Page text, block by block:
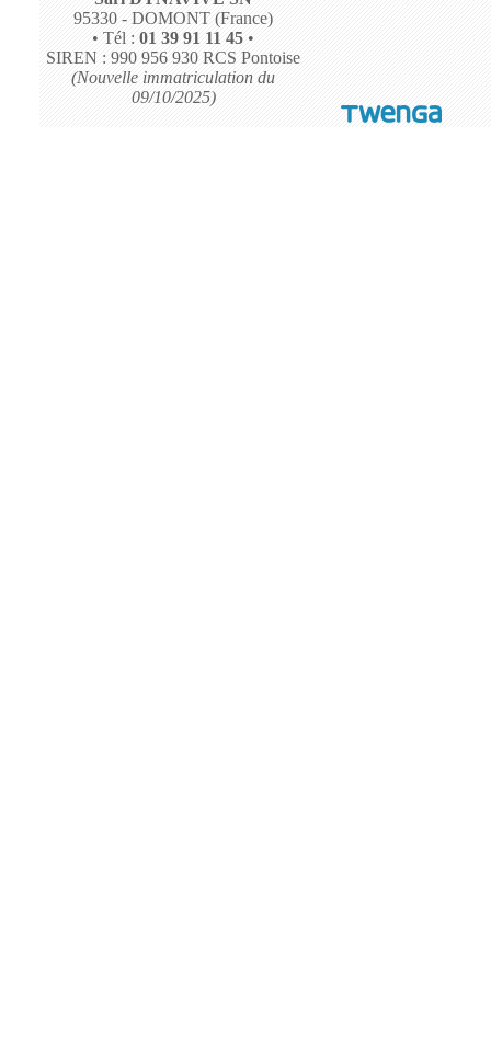
95330 - DOMONT (France)
• Tél : 01 39 91 11 45 •
SIREN : 990 956 930 RCS Pontoise
(Nouvelle immatriculation du
09/10/2025)